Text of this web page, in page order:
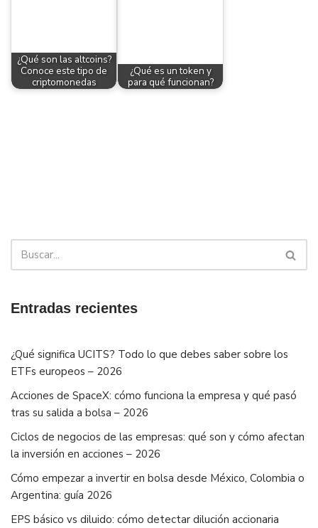
¿Qué son las altcoins?
Conoce este tipo de
criptomonedas
¿Qué es un token y
para qué funcionan?
Entradas recientes
¿Qué significa UCITS? Todo lo que debes saber sobre los
ETFs europeos – 2026
Acciones de SpaceX: cómo funciona la empresa y qué pasó
tras su salida a bolsa – 2026
Ciclos de negocios de las empresas: qué son y cómo afectan
la inversión en acciones – 2026
Cómo empezar a invertir en bolsa desde México, Colombia o
Argentina: guía 2026
EPS básico vs diluido: cómo detectar dilución accionaria